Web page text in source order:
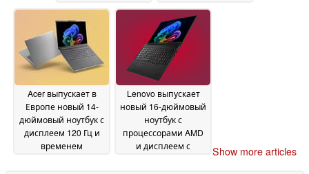
29
29 May 2026
Acer выпускает в
Европе новый 14-
дюймовый ноутбук с
дисплеем 120 Гц и
временем
Lenovo выпускает
новый 16-дюймовый
ноутбук с
процессорами AMD
и дисплеем с
Show more articles